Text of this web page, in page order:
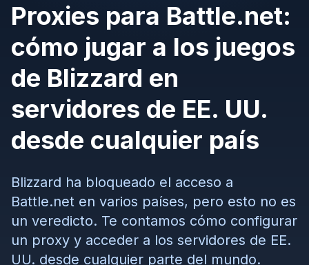
Proxies para Battle.net:
cómo jugar a los juegos
de Blizzard en
servidores de EE. UU.
desde cualquier país
Blizzard ha bloqueado el acceso a
Battle.net en varios países, pero esto no es
un veredicto. Te contamos cómo configurar
un proxy y acceder a los servidores de EE.
UU. desde cualquier parte del mundo.